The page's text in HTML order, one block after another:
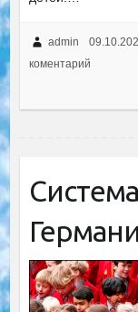
admin
коментарий